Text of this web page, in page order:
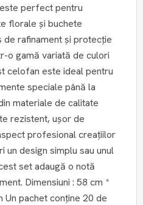
perfect pentru
florale și buchete
rafinament și protecție
o gamă variată de culori
celofan este ideal pentru
speciale până la
materiale de calitate
rezistent, ușor de
profesional creațiilor
design simplu sau unul
set adaugă o notă
Dimensiuni : 58 cm *
Un pachet conține 20 de